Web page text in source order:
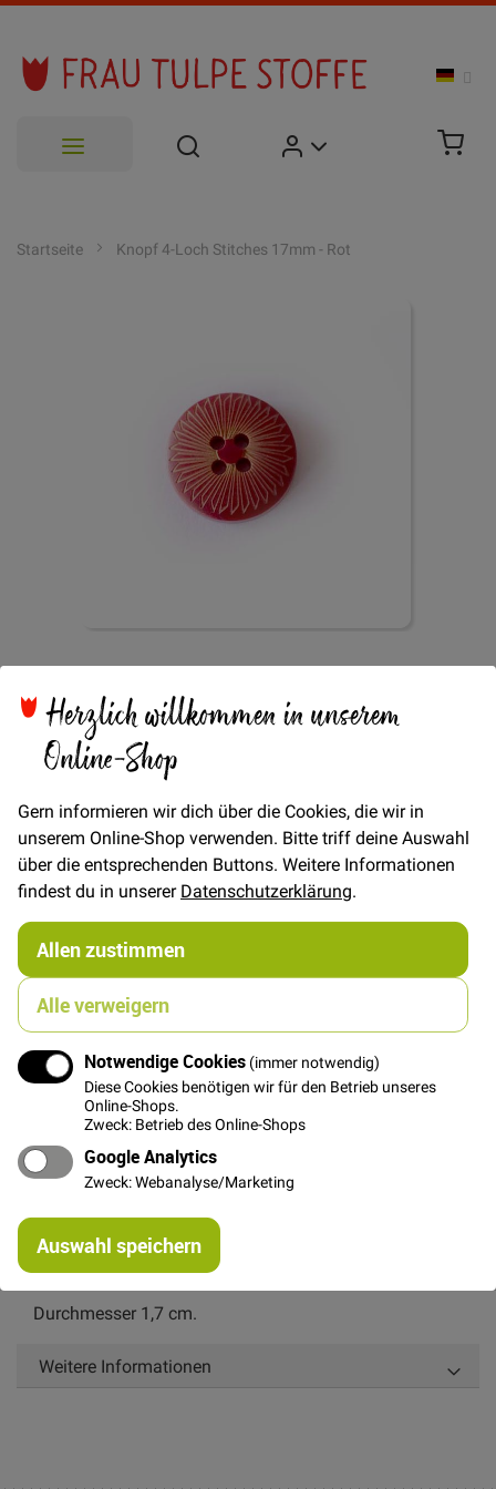
Herzlich willkommen in unserem
Online-Shop
Gern informieren wir dich über die Cookies, die wir in
unserem Online-Shop verwenden. Bitte triff deine Auswahl
über die entsprechenden Buttons. Weitere Informationen
findest du in unsererDatenschutzerklärung.
Allen zustimmen
Alle verweigern
Notwendige Cookies (immer notwendig)
Diese Cookies benötigen wir für den Betrieb unseres
Online-Shops.
Zweck: Betrieb des Online-Shops
Google Analytics
Zweck: Webanalyse/Marketing
Auswahl speichern
Startseite Knopf 4-Loch Stitches 17mm - Rot
Anfang
der
Bildgalerie
springen
Knopf 4-Loch Stitches
17mm - Rot
VerfügbarkeitAuf Lager
2,00 €
STÜCK
Menge
In den Warenkorb
Roter 4-Loch Plastikknopf mit Blumenmotiv im
Vintage-look
Durchmesser 1,7 cm.
Weitere Informationen